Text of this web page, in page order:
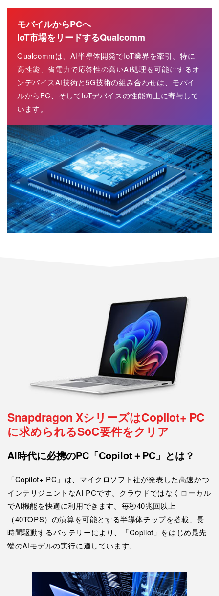
モバイルからPCへ
IoT市場をリードするQualcomm
Qualcommは、AI半導体開発でIoT業界を牽引。特に
高性能、省電力で応答性の高いAI処理を可能にするオ
ンデバイスAI技術と5G技術の組み合わせは、モバイ
ルからPC、そしてIoTデバイスの性能向上に寄与して
います。
Snapdragon XシリーズはCopilot+ PC
に求められるSoC要件をクリア
AI時代に必携のPC「Copilot＋PC」とは？
「Copilot+ PC」は、マイクロソフト社が発表した高速かつ
インテリジェントなAI PCです。クラウドではなくローカル
でAI機能を快適に利用できます。毎秒40兆回以上
（40TOPS）の演算を可能とする半導体チップを搭載、長
時間駆動するバッテリーにより、「Copilot」をはじめ最先
端のAIモデルの実行に適しています。